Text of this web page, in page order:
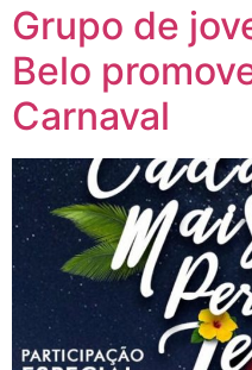
Grupo de
Belo
Carnaval